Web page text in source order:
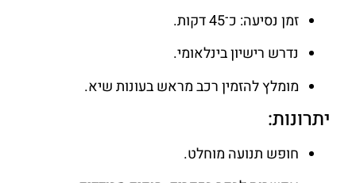
זמן נסיעה: כ־45 דקות.
נדרש רישיון בינלאומי.
מומלץ להזמין רכב מראש בעונות שיא.
יתרונות:
חופש תנועה מוחלט.